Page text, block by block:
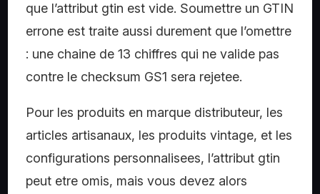
que l’attribut gtin est vide. Soumettre un GTIN
errone est traite aussi durement que l’omettre
: une chaine de 13 chiffres qui ne valide pas
contre le checksum GS1 sera rejetee.
Pour les produits en marque distributeur, les
articles artisanaux, les produits vintage, et les
configurations personnalisees, l’attribut gtin
peut etre omis, mais vous devez alors